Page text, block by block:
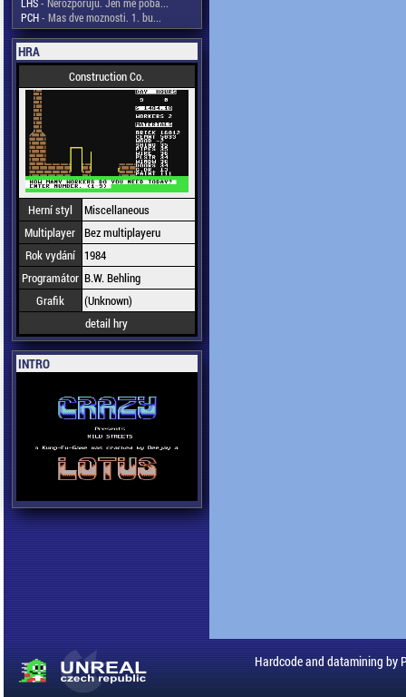
PCH- Mas dve moznosti. 1. bu...
HRA
Construction Co.
Herní styl
Miscellaneous
Multiplayer Bez multiplayeru
Rok vydání
1984
Programátor B.W. Behling
Grafik
(Unknown)
detail hry
INTRO
Hardcode and datamining by